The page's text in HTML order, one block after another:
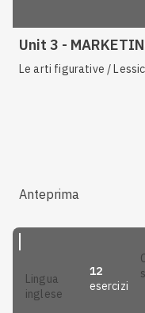
Unit 3 -
Le arti figurative /
Anteprima
lingua
inglese
12
esercizi
contenuto